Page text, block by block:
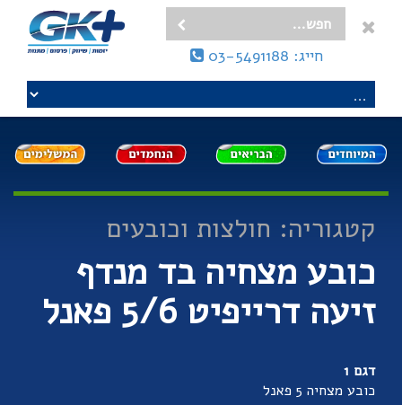
חייג: 03-5491188
קטגוריה: חולצות וכובעים
כובע מצחיה בד מנדף
זיעה דרייפיט 5/6 פאנל
דגם 1
כובע מצחיה 5 פאנל